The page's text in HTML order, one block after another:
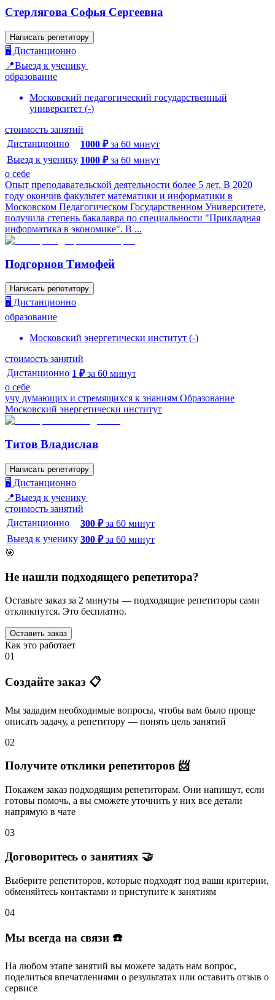
Стерлягова Софья Сергеевна
Написать репетитору
🖥️ Дистанционно
📍Выезд к ученику
образование
Московский педагогический государственный
университет (-)
стоимость занятий
Дистанционно
1000 ₽ за 60 минут
Выезд к ученику 1000 ₽ за 60 минут
о себе
Опыт преподавательской деятельности более 5 лет. В 2020
году окончив факультет математики и информатики в
Московском Педагогическом Государственном Университете,
получила степень бакалавра по специальности "Прикладная
информатика в экономике". В ...
Подгорнов Тимофей
Написать репетитору
🖥️ Дистанционно
образование
Московский энергетически институт (-)
стоимость занятий
Дистанционно 1 ₽ за 60 минут
о себе
учу думающих и стремящихся к знаниям Образование
Московский энергетически институт
Титов Владислав
Написать репетитору
🖥️ Дистанционно
📍Выезд к ученику
стоимость занятий
Дистанционно
300 ₽ за 60 минут
Выезд к ученику 300 ₽ за 60 минут
🎯
Не нашли подходящего репетитора?
Оставьте заказ за 2 минуты — подходящие репетиторы сами
откликнутся. Это бесплатно.
Оставить заказ
Как это работает
01
Создайте заказ 📋
Мы зададим необходимые вопросы, чтобы вам было проще
описать задачу, а репетитору — понять цель занятий
02
Получите отклики репетиторов 📨
Покажем заказ подходящим репетиторам. Они напишут, если
готовы помочь, а вы сможете уточнить у них все детали
напрямую в чате
03
Договоритесь о занятиях 🤝
Выберите репетиторов, которые подходят под ваши критерии,
обменяйтесь контактами и приступите к занятиям
04
Мы всегда на связи ☎️
На любом этапе занятий вы можете задать нам вопрос,
поделиться впечатлениями о результатах или оставить отзыв о
сервисе